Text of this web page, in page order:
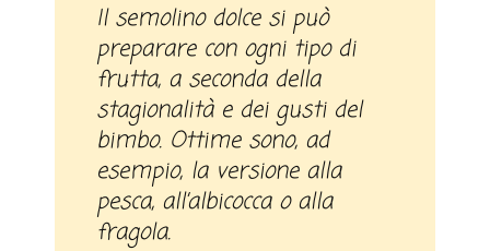
Il semolino dolce si può
preparare con ogni tipo di
frutta, a seconda della
stagionalità e dei gusti del
bimbo. Ottime sono, ad
esempio, la versione alla
pesca, all’albicocca o alla
fragola.